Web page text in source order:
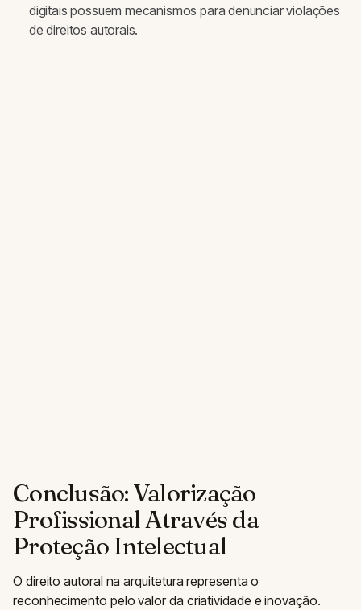
digitais possuem mecanismos para denunciar violações
de direitos autorais.
Conclusão: Valorização
Profissional Através da
Proteção Intelectual
O direito autoral na arquitetura representa o
reconhecimento pelo valor da criatividade e inovação.